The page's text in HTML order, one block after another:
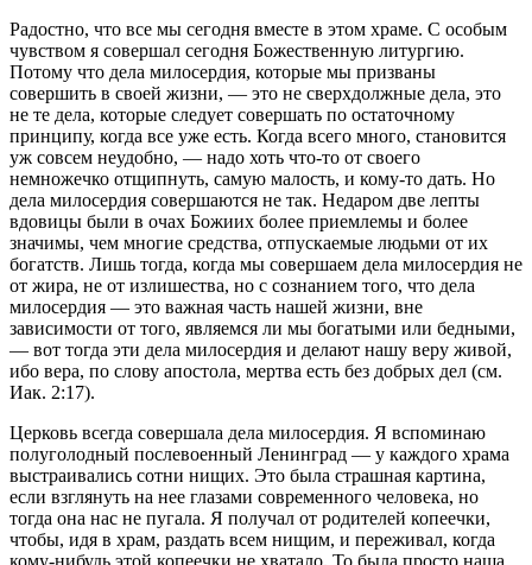
Радостно, что все мы сегодня вместе в этом храме. С особым
чувством я совершал сегодня Божественную литургию.
Потому что дела милосердия, которые мы призваны
совершить в своей жизни, ― это не сверхдолжные дела, это
не те дела, которые следует совершать по остаточному
принципу, когда все уже есть. Когда всего много, становится
уж совсем неудобно, — надо хоть что-то от своего
немножечко отщипнуть, самую малость, и кому-то дать. Но
дела милосердия совершаются не так. Недаром две лепты
вдовицы были в очах Божиих более приемлемы и более
значимы, чем многие средства, отпускаемые людьми от их
богатств. Лишь тогда, когда мы совершаем дела милосердия не
от жира, не от излишества, но с сознанием того, что дела
милосердия — это важная часть нашей жизни, вне
зависимости от того, являемся ли мы богатыми или бедными,
— вот тогда эти дела милосердия и делают нашу веру живой,
ибо вера, по слову апостола, мертва есть без добрых дел (см.
Иак. 2:17).
Церковь всегда совершала дела милосердия. Я вспоминаю
полуголодный послевоенный Ленинград — у каждого храма
выстраивались сотни нищих. Это была страшная картина,
если взглянуть на нее глазами современного человека, но
тогда она нас не пугала. Я получал от родителей копеечки,
чтобы, идя в храм, раздать всем нищим, и переживал, когда
кому-нибудь этой копеечки не хватало. То была просто наша